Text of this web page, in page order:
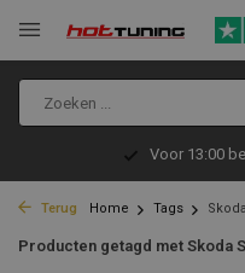
Voor 13:00
Terug Home Tags
Producten getagd met Skoda